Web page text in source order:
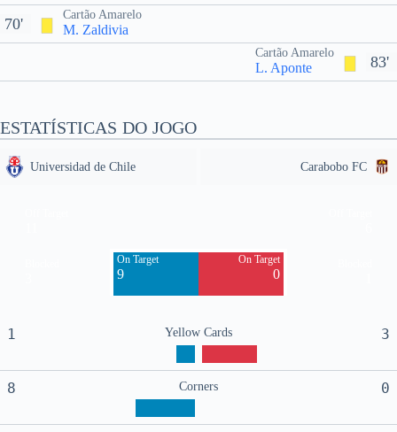
Cartão Amarelo
M. Zaldivia
70'
83'
Cartão Amarelo
L. Aponte
ESTATÍSTICAS DO JOGO
Universidad de Chile Carabobo FC
On Target
9
On Target
0
1 Yellow Cards 3
8 Corners 0